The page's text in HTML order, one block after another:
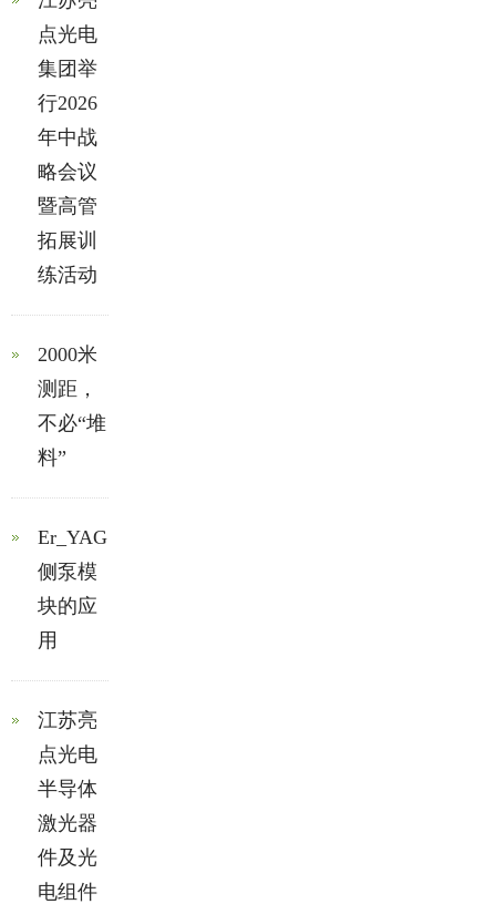
点光电
集团举
行2026
年中战
略会议
暨高管
拓展训
练活动
2000米
测距，
不必“堆
料”
Er_YAG
侧泵模
块的应
用
江苏亮
点光电
半导体
激光器
件及光
电组件